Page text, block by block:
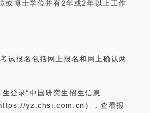
博士学位并有2年或2年以上工作
试报名包括网上报名和网上确认两
生登录“中国研究生招生信息
yz.chsi.com.cn），查看报